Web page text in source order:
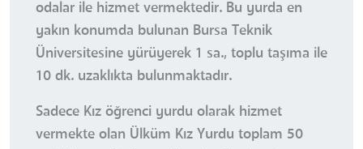
odalar ile hizmet vermektedir. Bu yurda en
yakın konumda bulunan Bursa Teknik
Üniversitesine yürüyerek 1 sa., toplu taşıma ile
10 dk. uzaklıkta bulunmaktadır.
Sadece Kız öğrenci yurdu olarak hizmet
vermekte olan Ülküm Kız Yurdu toplam 50